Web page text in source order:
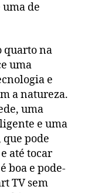
de
quarto na
uma
e
a natureza.
uma
e uma
pode
até tocar
boa e pode-
TV sem